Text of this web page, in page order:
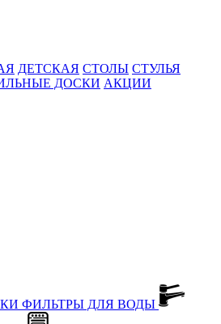
ДЕТСКАЯ СТОЛЫ СТУЛЬЯ
ДОСКИ АКЦИИ
ФИЛЬТРЫ ДЛЯ ВОДЫ